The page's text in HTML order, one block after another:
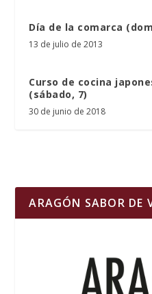
Día de la comarca
13 de julio de 2013
Curso de cocina
(sábado, 7)
30 de junio de 2018
ARAGÓN SABOR DE